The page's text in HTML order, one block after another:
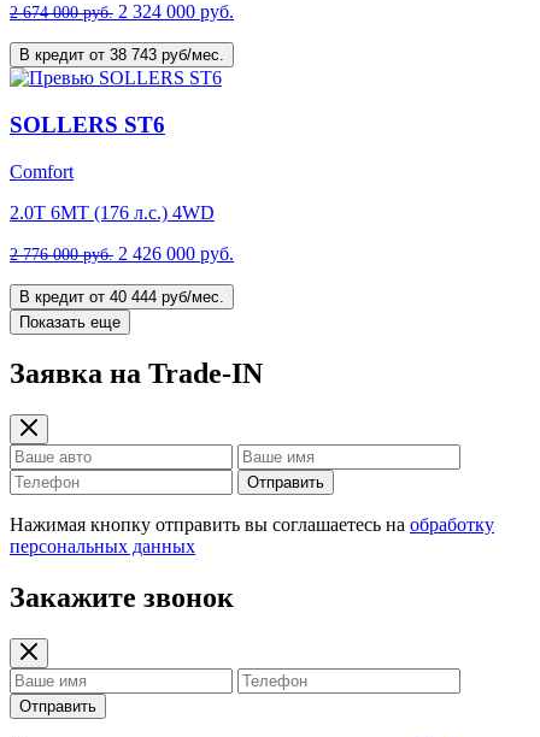
2 674 000 руб. 2 324 000 руб.
В кредит от 38 743 руб/мес.
SOLLERS ST6
Comfort
2.0T 6MT (176 л.с.) 4WD
2 776 000 руб. 2 426 000 руб.
В кредит от 40 444 руб/мес.
Показать еще
Заявка на Trade-IN
Отправить
Нажимая кнопку отправить вы соглашаетесь на обработку
персональных данных
Закажите звонок
Отправить